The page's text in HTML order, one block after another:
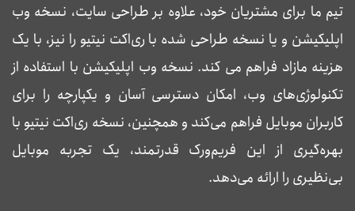
تیم ما برای مشتریان خود، علاوه بر طراحی سایت، نسخه وب
اپلیکیشن و یا نسخه طراحی شده با ری‌اکت نیتیو را نیز، با یک
هزینه مازاد فراهم می کند. نسخه وب اپلیکیشن با استفاده از
تکنولوژی‌های وب، امکان دسترسی آسان و یکپارچه را برای
کاربران موبایل فراهم می‌کند و همچنین، نسخه ری‌اکت نیتیو با
بهره‌گیری از این فریم‌ورک قدرتمند، یک تجربه موبایل
بی‌نظیری را ارائه می‌دهد.